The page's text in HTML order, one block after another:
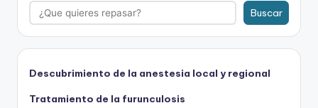
Buscar
Descubrimiento de la anestesia local y regional
Tratamiento de la furunculosis